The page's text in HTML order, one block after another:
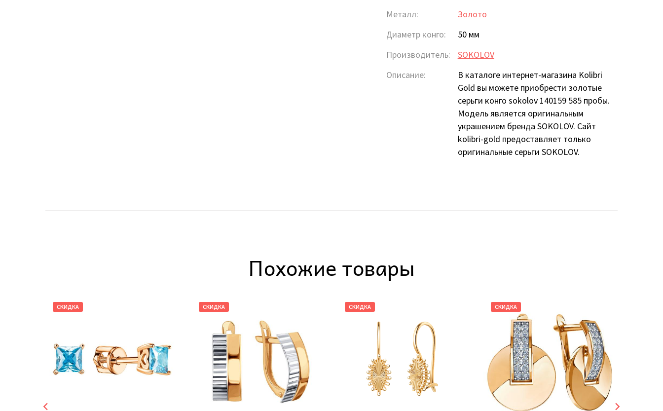
Металл:
Золото
Диаметр конго:
50 мм
Производитель:
SOKOLOV
Описание:
В каталоге интернет-магазина Kolibri
Gold вы можете приобрести золотые
серьги конго sokolov 140159 585 пробы.
Модель является оригинальным
украшением бренда SOKOLOV. Сайт
kolibri-gold предоставляет только
оригинальные серьги SOKOLOV.
Похожие товары
СКИДКА СКИДКА СКИДКА СКИДКА